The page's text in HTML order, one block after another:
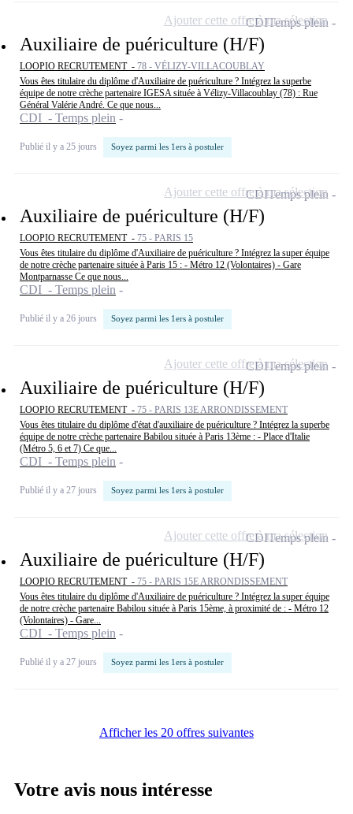
Auxiliaire de puériculture (H/F)
LOOPIO RECRUTEMENT - 78 - VÉLIZY-VILLACOUBLAY
Vous êtes titulaire du diplôme d'Auxiliaire de puériculture ? Intégrez la superbe
équipe de notre crèche partenaire IGESA située à Vélizy-Villacoublay (78) : Rue
Général Valérie André. Ce que nous...
CDI - Temps plein
Publié il y a 25 jours Soyez parmi les 1ers à postuler
CDITemps plein
Ajouter cette offre à ma sélection
Auxiliaire de puériculture (H/F)
LOOPIO RECRUTEMENT - 75 - PARIS 15
Vous êtes titulaire du diplôme d'Auxiliaire de puériculture ? Intégrez la super équipe
de notre crèche partenaire située à Paris 15 : - Métro 12 (Volontaires) - Gare
Montparnasse Ce que nous...
CDI - Temps plein
Publié il y a 26 jours Soyez parmi les 1ers à postuler
CDITemps plein
Ajouter cette offre à ma sélection
Auxiliaire de puériculture (H/F)
LOOPIO RECRUTEMENT - 75 - PARIS 13E ARRONDISSEMENT
Vous êtes titulaire du diplôme d'état d'auxiliaire de puériculture ? Intégrez la superbe
équipe de notre crèche partenaire Babilou située à Paris 13ème : - Place d'Italie
(Métro 5, 6 et 7) Ce que...
CDI - Temps plein
Publié il y a 27 jours Soyez parmi les 1ers à postuler
CDITemps plein
Ajouter cette offre à ma sélection
Auxiliaire de puériculture (H/F)
LOOPIO RECRUTEMENT - 75 - PARIS 15E ARRONDISSEMENT
Vous êtes titulaire du diplôme d'Auxiliaire de puériculture ? Intégrez la super équipe
de notre crèche partenaire Babilou située à Paris 15ème, à proximité de : - Métro 12
(Volontaires) - Gare...
CDI - Temps plein
Publié il y a 27 jours Soyez parmi les 1ers à postuler
CDITemps plein
Ajouter cette offre à ma sélection
Afficher les 20 offres suivantes
Votre avis nous intéresse